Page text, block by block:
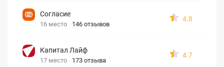
Согласие
16 место 146 отзывов
4.8
Капитал Лайф
17 место 173 отзыва
4.7